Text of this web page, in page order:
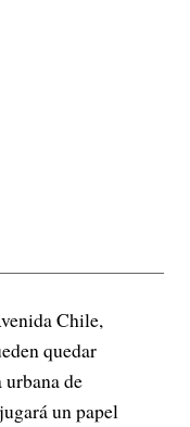
Chile,
quedar
de
un papel